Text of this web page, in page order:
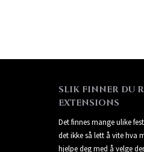
SLIK FINNER DU
EXTENSIONS
Det finnes mange ulike
det ikke så lett å vite hva
hjelpe deg med å velge